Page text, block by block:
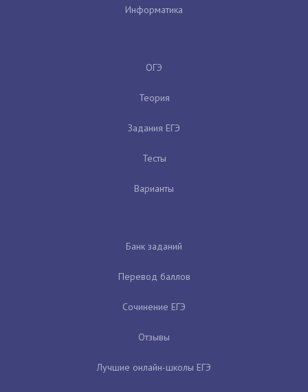
Информатика
ОГЭ
Теория
Задания ЕГЭ
Тесты
Варианты
Банк заданий
Перевод баллов
Сочинение ЕГЭ
Отзывы
Лучшие онлайн-школы ЕГЭ